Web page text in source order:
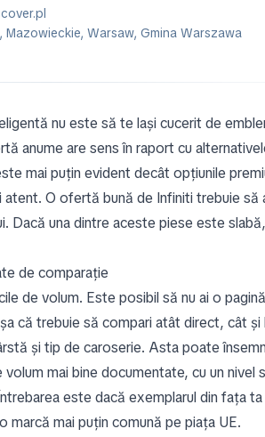
Mazowieckie, Warsaw, Gmina Warszawa
nu este să te lași cucerit de
anume are sens în raport cu
mai puțin evident decât opțiunile
O ofertă bună de Infiniti trebuie să
Dacă una dintre aceste piese este
de comparație
de volum. Este posibil să nu ai o
că trebuie să compari atât direct, cât și
și tip de caroserie. Asta poate
mai bine documentate, cu un nivel
este dacă exemplarul din fața
mai puțin comună pe piața UE.